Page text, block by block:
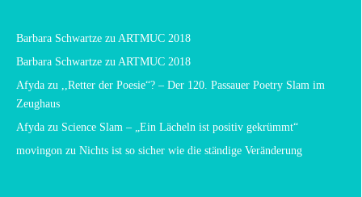
Barbara Schwartze zu ARTMUC 2018
Barbara Schwartze zu ARTMUC 2018
Afyda zu ,,Retter der Poesie“? – Der 120. Passauer Poetry Slam im
Zeughaus
Afyda zu Science Slam – „Ein Lächeln ist positiv gekrümmt“
movingon zu Nichts ist so sicher wie die ständige Veränderung